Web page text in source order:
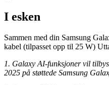
I esken
Sammen med din Samsung
kabel (tilpasset opp til 25 W)
1. Galaxy AI-funksjoner vil
2025 på støttede Samsung